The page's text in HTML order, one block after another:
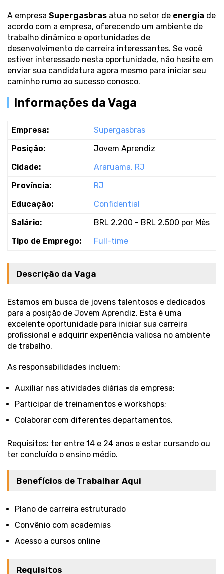
A empresa Supergasbras atua no setor de energia de
acordo com a empresa, oferecendo um ambiente de
trabalho dinâmico e oportunidades de
desenvolvimento de carreira interessantes. Se você
estiver interessado nesta oportunidade, não hesite em
enviar sua candidatura agora mesmo para iniciar seu
caminho rumo ao sucesso conosco.
Informações da Vaga
Empresa:
Supergasbras
Posição:
Jovem Aprendiz
Cidade:
Araruama, RJ
Província:
RJ
Educação:
Confidential
Salário:
BRL 2.200 - BRL 2.500 por Mês
Tipo de Emprego:
Full-time
Descrição da Vaga
Estamos em busca de jovens talentosos e dedicados
para a posição de Jovem Aprendiz. Esta é uma
excelente oportunidade para iniciar sua carreira
profissional e adquirir experiência valiosa no ambiente
de trabalho.
As responsabilidades incluem:
Auxiliar nas atividades diárias da empresa;
Participar de treinamentos e workshops;
Colaborar com diferentes departamentos.
Requisitos: ter entre 14 e 24 anos e estar cursando ou
ter concluído o ensino médio.
Benefícios de Trabalhar Aqui
Plano de carreira estruturado
Convênio com academias
Acesso a cursos online
Requisitos